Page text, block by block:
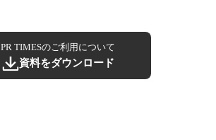
PR TIMESのご利用について
資料をダウンロード